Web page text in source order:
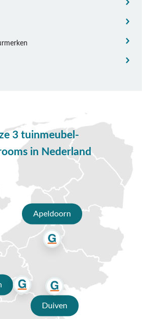
3 tuinmeubel-
in Nederland
Apeldoorn
Duiven